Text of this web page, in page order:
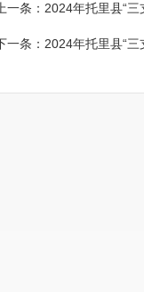
上一条： 2024年托里县“
一条： 2024年托里县“